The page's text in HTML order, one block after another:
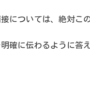
については、絶対こ
確に伝わるように答